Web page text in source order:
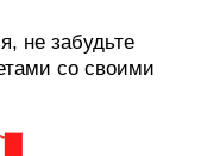
не забудьте
со своими